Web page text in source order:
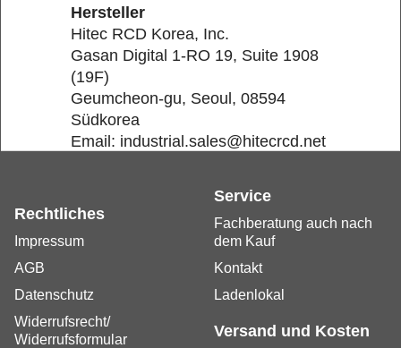
Hersteller
Hitec RCD Korea, Inc.
Gasan Digital 1-RO 19, Suite 1908
(19F)
Geumcheon-gu, Seoul, 08594
Südkorea
Email: industrial.sales@hitecrcd.net
Service
Fachberatung auch nach
dem Kauf
Kontakt
Ladenlokal
Rechtliches
Impressum
AGB
Datenschutz
Widerrufsrecht/
Widerrufsformular
Versand und Kosten